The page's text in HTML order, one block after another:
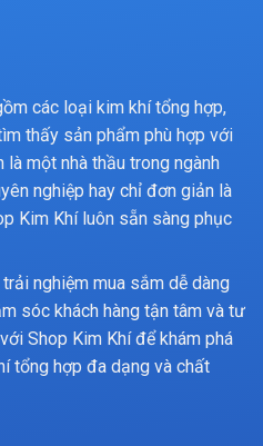
các loại kim khí tổng hợp,
thấy sản phẩm phù hợp với
là một nhà thầu trong ngành
nghiệp hay chỉ đơn giản là
Kim Khí luôn sẵn sàng phục
nghiệm mua sắm dễ dàng
sóc khách hàng tận tâm và tư
Shop Kim Khí để khám phá
tổng hợp đa dạng và chất